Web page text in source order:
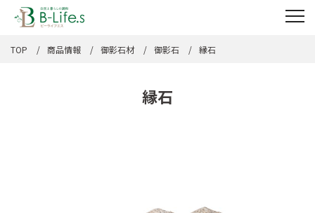
TOP 商品情報 御影石材 御影石 縁石
縁石